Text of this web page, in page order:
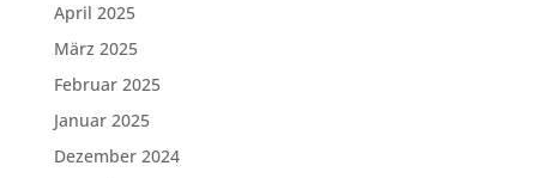
April 2025
März 2025
Februar 2025
Januar 2025
Dezember 2024